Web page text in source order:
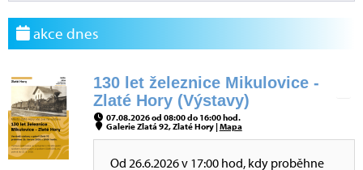
akce dnes
130 let železnice Mikulovice -
Zlaté Hory (Výstavy)
07.08.2026 od 08:00 do 16:00 hod.
Galerie Zlatá 92, Zlaté Hory |Mapa
Od 26.6.2026 v 17:00 hod, kdy proběhne